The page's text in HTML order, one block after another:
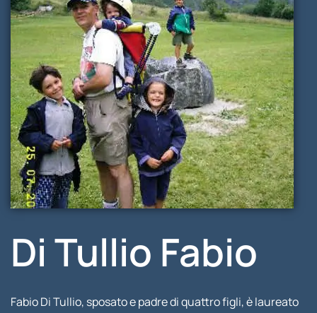
Di Tullio Fabio
Fabio Di Tullio, sposato e padre di quattro figli, è laureato